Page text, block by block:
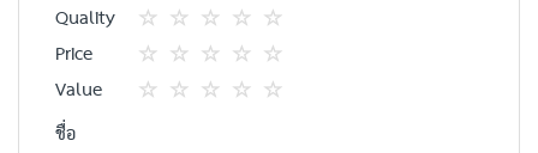
Quality
1
star
2
ดาว
3
ดาว
4
ดาว
5
ดาว
Price
1
2
3
4
5
Value
ชื่อ